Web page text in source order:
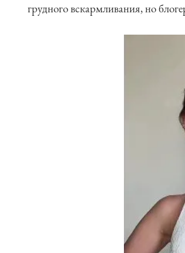
грудного вскармливания, но